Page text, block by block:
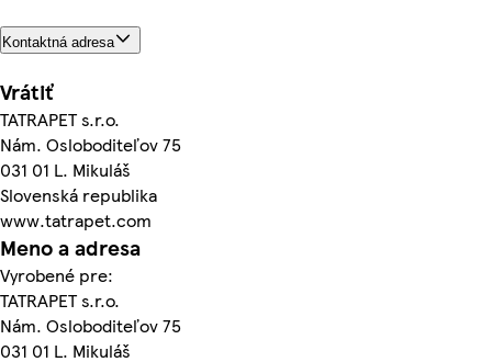
Kontaktná adresa
Vrátiť
TATRAPET s.r.o.
Nám. Osloboditeľov 75
031 01 L. Mikuláš
Slovenská republika
www.tatrapet.com
Meno a adresa
Vyrobené pre:
TATRAPET s.r.o.
Nám. Osloboditeľov 75
031 01 L. Mikuláš